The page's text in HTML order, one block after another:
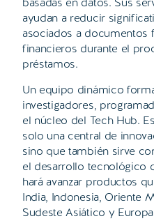
ayudan a reducir
asociados a documentos
financieros durante el
préstamos.
Un equipo dinámico
investigadores,
el núcleo del Tech Hub.
solo una central de
sino que también sirve
el desarrollo tecnológico
hará avanzar productos
India, Indonesia, Oriente
Sudeste Asiático y